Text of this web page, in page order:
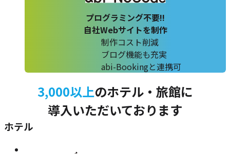
プログラミング不要!!
自社Webサイトを制作
制作コスト削減
ブログ機能も充実
abi-Bookingと連携可
3,000以上のホテル・旅館に
導入いただいております
ホテル